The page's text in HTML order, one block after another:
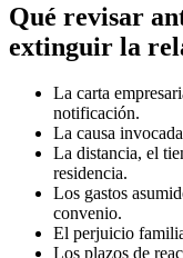
Qué revisar
extinguir la
La carta
notificación.
La causa
La distancia, el
residencia.
Los gastos
convenio.
El perjuicio
Los plazos de